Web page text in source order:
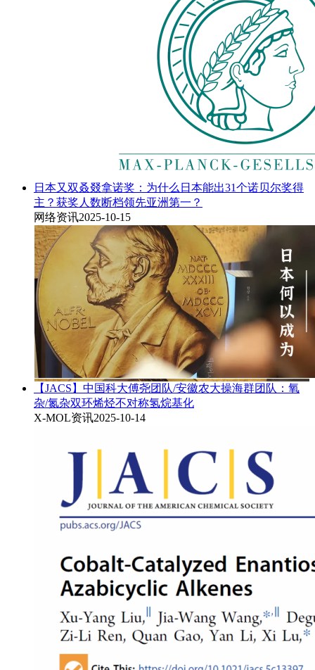
日本又双叒叕拿诺奖：为什么日本能出31个诺贝尔奖得
主？获奖人数断档领先亚洲第一？
网络资讯2025-10-15
【JACS】中国科大傅尧团队/安徽农大操海群团队：氧
杂/氮杂双环烯烃不对称氢烷基化
X-MOL资讯2025-10-14